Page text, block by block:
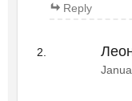
Reply